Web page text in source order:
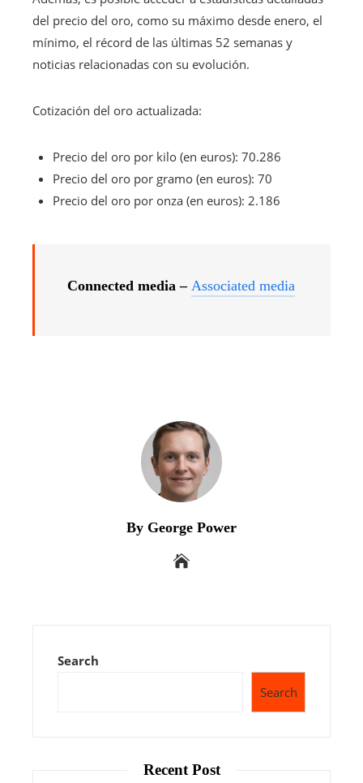
del precio del oro, como su máximo desde enero, el
mínimo, el récord de las últimas 52 semanas y
noticias relacionadas con su evolución.
Cotización del oro actualizada:
Precio del oro por kilo (en euros): 70.286
Precio del oro por gramo (en euros): 70
Precio del oro por onza (en euros): 2.186
Connected media – Associated media
By George Power
Search
Search
Recent Post